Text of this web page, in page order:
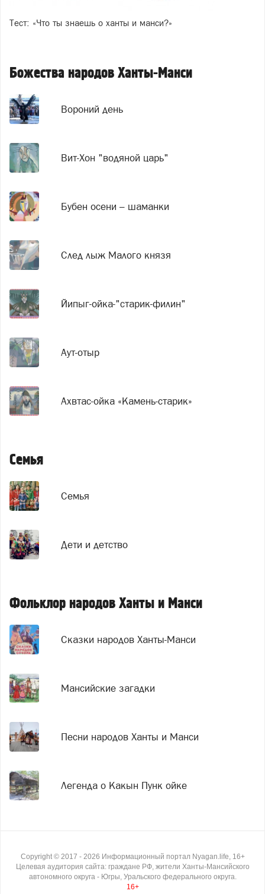
Тест: «Что ты знаешь о ханты и манси?»
Божества народов Ханты-Манси
Вороний день
Вит-Хон "водяной царь"
Бубен осени – шаманки
След лыж Малого князя
Йипыг-ойка-"старик-филин"
Аут-отыр
Ахвтас-ойка «Камень-старик»
Семья
Семья
Дети и детство
Фольклор народов Ханты и Манси
Сказки народов Ханты-Манси
Мансийские загадки
Песни народов Ханты и Манси
Легенда о Какын Пунк ойке
Copyright © 2017 - 2026 Информационный портал Nyagan.life, 16+
Целевая аудитория сайта: граждане РФ, жители Ханты-Мансийского
автономного округа - Югры, Уральского федерального округа.
16+